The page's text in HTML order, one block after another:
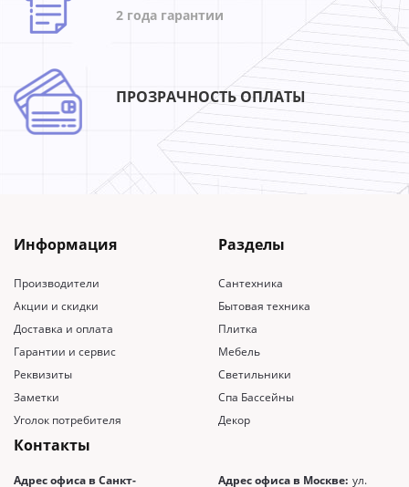
2 года гарантии
ПРОЗРАЧНОСТЬ ОПЛАТЫ
Информация
Производители
Акции и скидки
Доставка и оплата
Гарантии и сервис
Реквизиты
Заметки
Уголок потребителя
Разделы
Сантехника
Бытовая техника
Плитка
Мебель
Светильники
Спа Бассейны
Декор
Контакты
Адрес офиса в Санкт- Адрес офиса в Москве: ул.